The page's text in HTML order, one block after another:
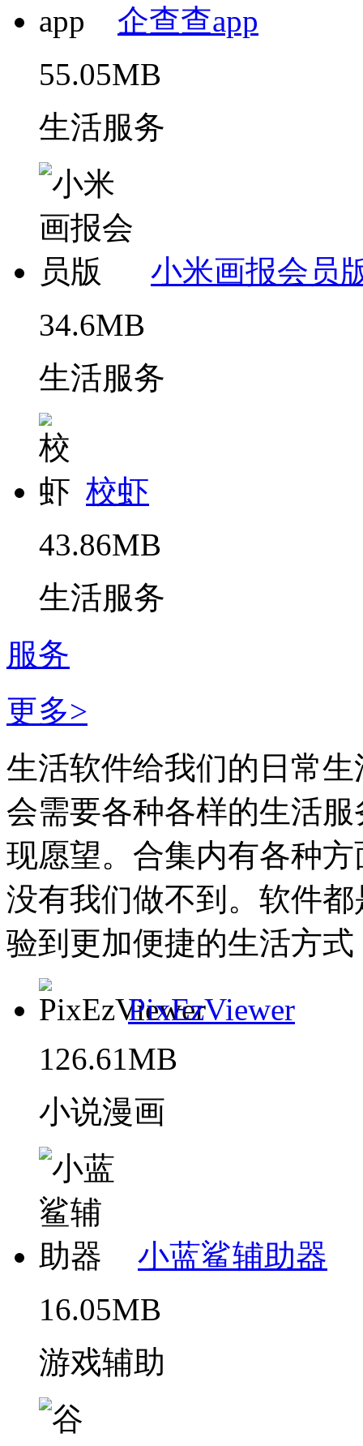
企查查app
55.05MB
生活服务
小米画报会员
34.6MB
生活服务
校虾
43.86MB
生活服务
服务
更多>
生活软件给我们的日常
会需要各种各样的生活
现愿望。合集内有各种
没有我们做不到。软件
验到更加便捷的生活方
PixEzViewer
126.61MB
小说漫画
小蓝鲨辅助器
16.05MB
游戏辅助